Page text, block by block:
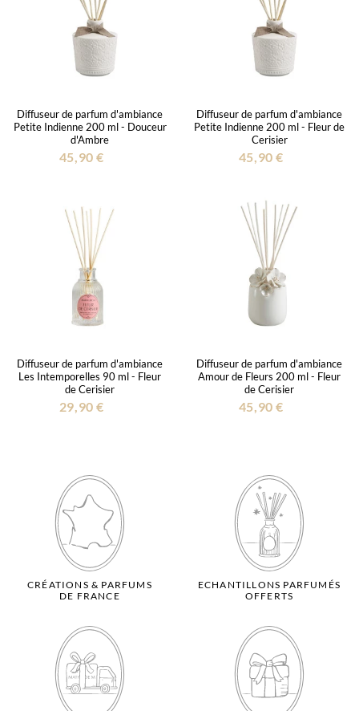
Diffuseur de parfum d'ambiance
Petite Indienne 200 ml - Douceur
d'Ambre
45,90 €
Diffuseur de parfum d'ambiance
Petite Indienne 200 ml - Fleur de
Cerisier
45,90 €
Diffuseur de parfum d'ambiance
Les Intemporelles 90 ml - Fleur
de Cerisier
29,90 €
Diffuseur de parfum d'ambiance
Amour de Fleurs 200 ml - Fleur
de Cerisier
45,90 €
CRÉATIONS & PARFUMS
DE FRANCE
ECHANTILLONS PARFUMÉS
OFFERTS